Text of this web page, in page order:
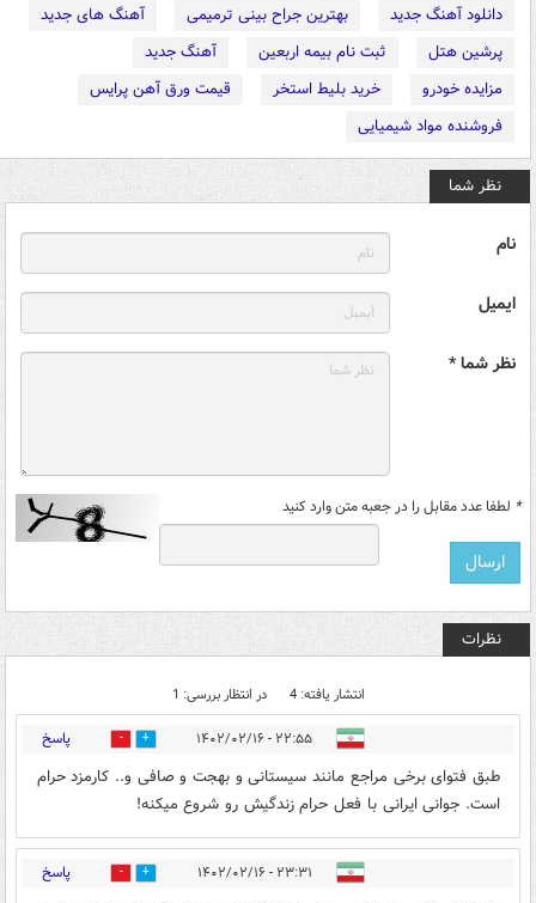
دانلود آهنگ جدید
بهترین جراح بینی ترمیمی
آهنگ های جدید
پرشین هتل
ثبت نام بیمه اربعین
آهنگ جدید
مزایده خودرو
خرید بلیط استخر
قیمت ورق آهن پرایس
فروشنده مواد شیمیایی
نظر شما
نام
ایمیل
نظر شما *
* لطفا عدد مقابل را در جعبه متن وارد کنید
نظرات
انتشار یافته: 4 در انتظار بررسی: 1
۲۲:۵۵ - ۱۴۰۲/۰۲/۱۶ 0 پاسخ
طبق فتوای برخی مراجع مانند سیستانی و بهجت و صافی و.. کارمزد حرام
است. جوانی ایرانی با فعل حرام زندگیش رو شروع میکنه!
۲۳:۳۱ - ۱۴۰۲/۰۲/۱۶ 1 پاسخ